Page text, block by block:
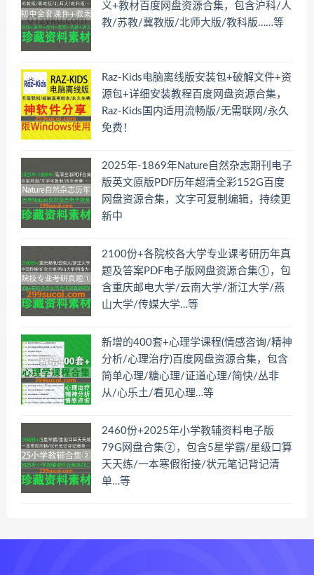
义+教材百度网盘资源合集，包含沪科/人
教/苏教/冀教版/北师大版/教科版……等
Raz-Kids电脑离线版安装包+破解文件+资
源包+详细安装教程百度网盘资源合集，
Raz-Kids国内适用流畅版/无需联网/永久
免费！
2025年-1869年Nature自然杂志期刊电子
版英文原版PDF历年超清全彩152G百度
网盘资源合集，文字可复制编辑，持续更
新中
2100份+各院校各大学专业课考研历年真
题及答案PDF电子版网盘资源合集①，包
含重庆邮电大学/云南大学/浙江大学/燕
山大学/传媒大学…等
新增的400套+心理学课程(情感咨询/精神
分析/心理治疗)百度网盘资源合集，包含
简单心理/糖心理/证道心理/简快/丛非
从/心乐土/看见心理…等
2460份+2025年小学教辅资料电子版
79G网盘合集②，包含5星学霸/星级口算
天天练/一本寒假衔接/状元笔记背记清
单…等